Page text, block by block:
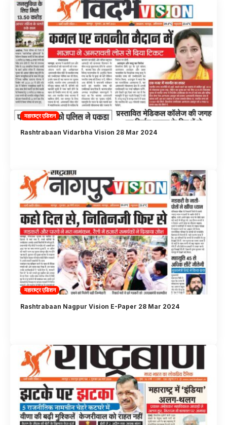
महाराष्ट्र एडिशन
Rashtrabaan Vidarbha Vision 28 Mar 2024
महाराष्ट्र एडिशन
Rashtrabaan Nagpur Vision E-Paper 28 Mar 2024